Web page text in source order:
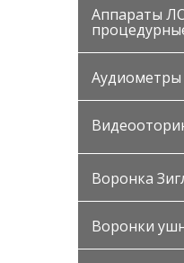
Аппараты
Аудиометры
Воронка
Воронки